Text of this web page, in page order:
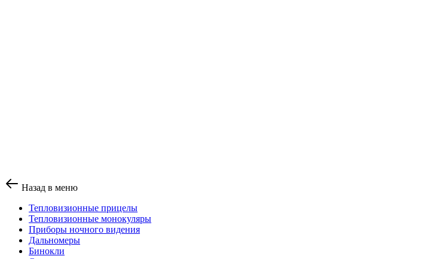
Назад в меню
Тепловизионные прицелы
Тепловизионные монокуляры
Приборы ночного видения
Дальномеры
Бинокли